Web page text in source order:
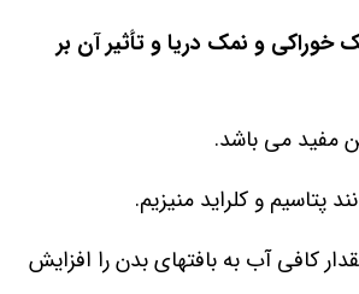
خوراکی و نمک دریا و تأثیر آن بر
کافی آب به بافتهای بدن را افزایش